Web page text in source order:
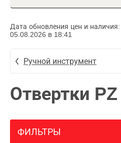
Дата обновления цен и наличия:
05.08.2026 в 18:41
Ручной инструмент
Отвертки
ФИЛЬТРЫ